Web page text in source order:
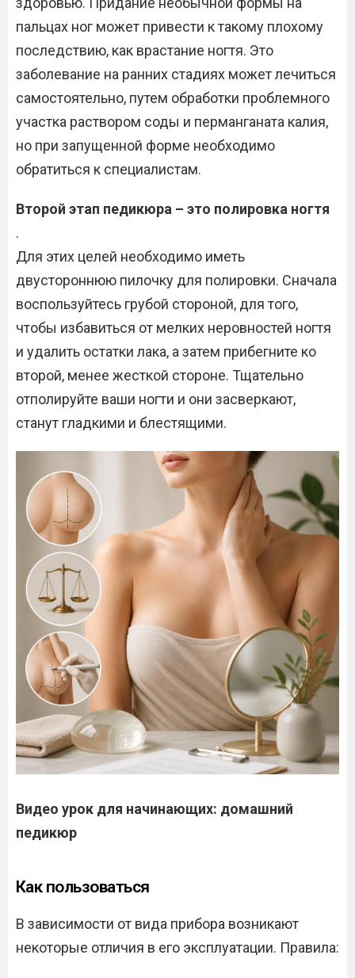
пальцах ног может привести к такому плохому
последствию, как врастание ногтя. Это
заболевание на ранних стадиях может лечиться
самостоятельно, путем обработки проблемного
участка раствором соды и перманганата калия,
но при запущенной форме необходимо
обратиться к специалистам.
Второй этап педикюра – это полировка ногтя
.
Для этих целей необходимо иметь
двустороннюю пилочку для полировки. Сначала
воспользуйтесь грубой стороной, для того,
чтобы избавиться от мелких неровностей ногтя
и удалить остатки лака, а затем прибегните ко
второй, менее жесткой стороне. Тщательно
отполируйте ваши ногти и они засверкают,
станут гладкими и блестящими.
Видео урок для начинающих: домашний
педикюр
Как пользоваться
В зависимости от вида прибора возникают
некоторые отличия в его эксплуатации. Правила: